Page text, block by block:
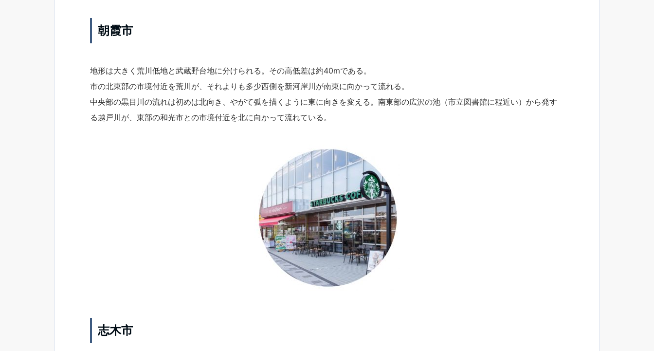
朝霞市
地形は大きく荒川低地と武蔵野台地に分けられる。その高低差は約40mである。
市の北東部の市境付近を荒川が、それよりも多少西側を新河岸川が南東に向かって流れる。
中央部の黒目川の流れは初めは北向き、やがて弧を描くように東に向きを変える。南東部の広沢の池（市立図書館に程近い）から発す
る越戸川が、東部の和光市との市境付近を北に向かって流れている。
志木市